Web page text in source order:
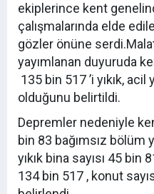
ekiplerince kent
çalışmalarında elde
gözler önüne
yayımlanan duyuruda
135 bin 517 ’i yıkık, acil
olduğunu belirtildi.
Depremler nedeniyle
bin 83 bağımsız bölüm
yıkık bina sayısı 45 bin
134 bin 517 , konut